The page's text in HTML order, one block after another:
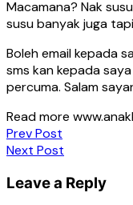
Macamana? Nak
susu banyak juga
Boleh email kepada
sms kan kepada
percuma. Salam
Read more
Post
navigation
Prev Post
Next Post
Leave a Reply